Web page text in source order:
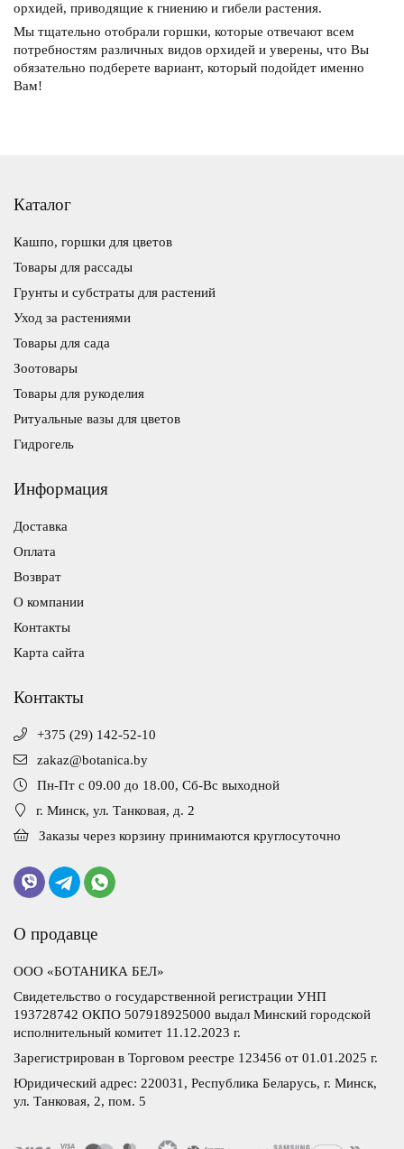
орхидей, приводящие к гниению и гибели растения.
Мы тщательно отобрали горшки, которые отвечают всем
потребностям различных видов орхидей и уверены, что Вы
обязательно подберете вариант, который подойдет именно
Вам!
Каталог
Кашпо, горшки для цветов
Товары для рассады
Грунты и субстраты для растений
Уход за растениями
Товары для сада
Зоотовары
Товары для рукоделия
Ритуальные вазы для цветов
Гидрогель
Информация
Доставка
Оплата
Возврат
О компании
Контакты
Карта сайта
Контакты
+375 (29) 142-52-10
zakaz@botanica.by
Пн-Пт с 09.00 до 18.00, Сб-Вс выходной
г. Минск, ул. Танковая, д. 2
Заказы через корзину принимаются круглосуточно
О продавце
ООО «БОТАНИКА БЕЛ»
Свидетельство о государственной регистрации УНП
193728742 ОКПО 507918925000 выдал Минский городской
исполнительный комитет 11.12.2023 г.
Зарегистрирован в Торговом реестре 123456 от 01.01.2025 г.
Юридический адрес: 220031, Республика Беларусь, г. Минск,
ул. Танковая, 2, пом. 5